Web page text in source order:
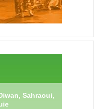
Sahraoui,